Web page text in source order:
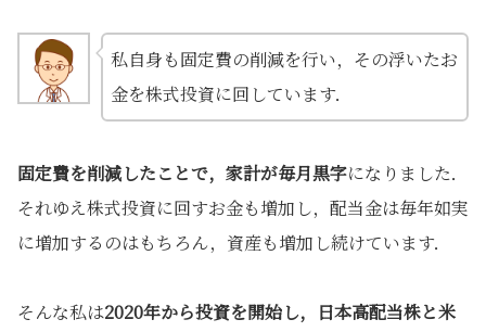
私自身も固定費の削減を行い，その浮いたお
金を株式投資に回しています．
固定費を削減したことで，家計が毎月黒字になりました．
それゆえ株式投資に回すお金も増加し，配当金は毎年如実
に増加するのはもちろん，資産も増加し続けています．
そんな私は2020年から投資を開始し，日本高配当株と米